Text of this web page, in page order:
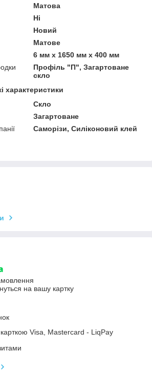
Матова
Ні
Новий
Матове
6 мм х 1650 мм х 400 мм
Профіль "П", Загартоване
скло
характеристики
Скло
Загартоване
Саморізи, Силіконовий клей
на вашу картку
Visa, Mastercard - LiqPay